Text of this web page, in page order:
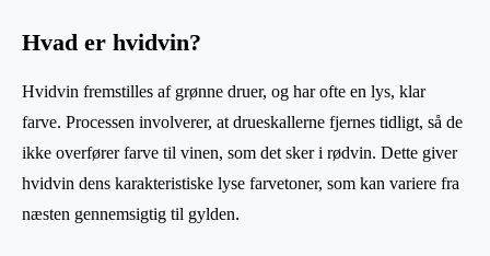
Hvad er hvidvin?
Hvidvin fremstilles af grønne druer, og har ofte en lys, klar
farve. Processen involverer, at drueskallerne fjernes tidligt, så de
ikke overfører farve til vinen, som det sker i rødvin. Dette giver
hvidvin dens karakteristiske lyse farvetoner, som kan variere fra
næsten gennemsigtig til gylden.